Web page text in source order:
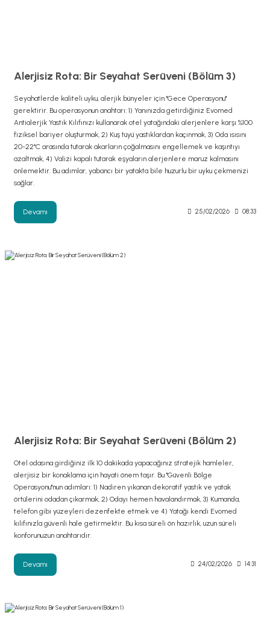
Alerjisiz Rota: Bir Seyahat Serüveni (Bölüm 3)
Seyahatlerde kaliteli uyku, alerjik bünyeler için "Gece Operasyonu"
gerektirir. Bu operasyonun anahtarı: 1) Yanınızda getirdiğiniz Evomed
Antialerjik Yastık Kılıfınızı kullanarak otel yatağındaki alerjenlere karşı %100
fiziksel bariyer oluşturmak, 2) Kuş tüyü yastıklardan kaçınmak, 3) Oda ısısını
20-22°C arasında tutarak akarların çoğalmasını engellemek ve kaşıntıyı
azaltmak, 4) Valizi kapalı tutarak eşyaların alerjenlere maruz kalmasını
önlemektir. Bu adımlar, yabancı bir yatakta bile huzurlu bir uyku çekmenizi
sağlar.
Devamı 25/02/2026 08:33
Alerjisiz Rota: Bir Seyahat Serüveni (Bölüm 2)
Otel odasına girdiğiniz ilk 10 dakikada yapacağınız stratejik hamleler,
alerjisiz bir konaklama için hayati önem taşır. Bu "Güvenli Bölge
Operasyonu"nun adımları: 1) Nadiren yıkanan dekoratif yastık ve yatak
örtülerini odadan çıkarmak, 2) Odayı hemen havalandırmak, 3) Kumanda,
telefon gibi yüzeyleri dezenfekte etmek ve 4) Yatağı kendi Evomed
kılıfınızla güvenli hale getirmektir. Bu kısa süreli ön hazırlık, uzun süreli
konforunuzun anahtarıdır.
Devamı 24/02/2026 14:31